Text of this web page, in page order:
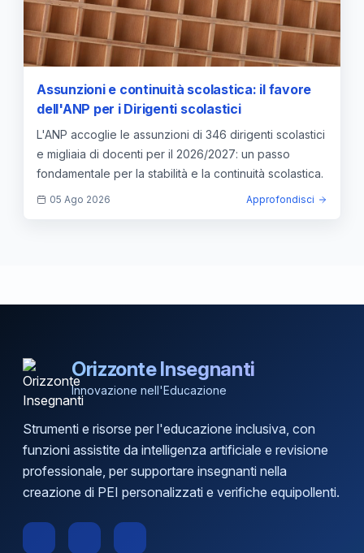
Assunzioni e continuità scolastica: il favore
dell'ANP per i Dirigenti scolastici
L'ANP accoglie le assunzioni di 346 dirigenti scolastici
e migliaia di docenti per il 2026/2027: un passo
fondamentale per la stabilità e la continuità scolastica.
05 Ago 2026 Approfondisci
Orizzonte Insegnanti
Innovazione nell'Educazione
Strumenti e risorse per l'educazione inclusiva, con
funzioni assistite da intelligenza artificiale e revisione
professionale, per supportare insegnanti nella
creazione di PEI personalizzati e verifiche equipollenti.